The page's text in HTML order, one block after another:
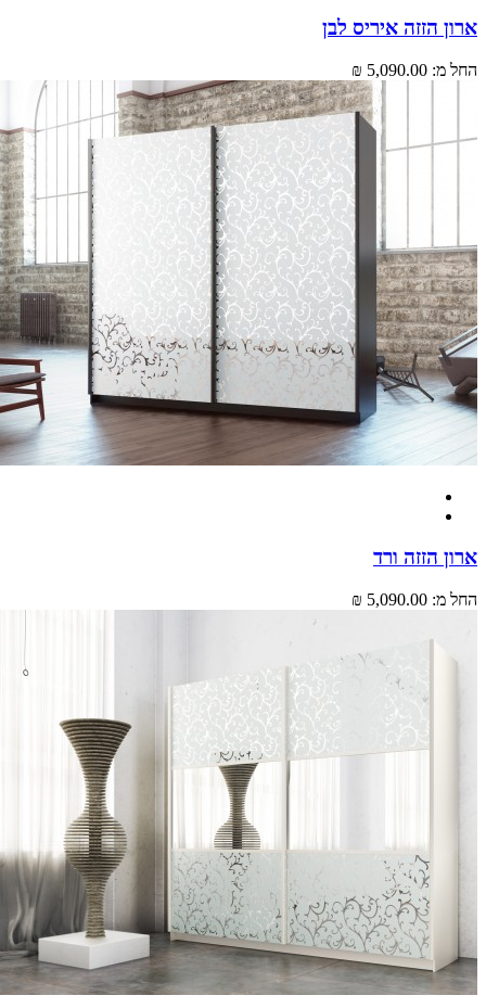
הזזה איריס לבן
מ: 5,090.00 ₪
הזזה ורד
מ: 5,090.00 ₪